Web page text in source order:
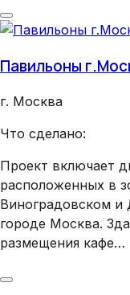
Павильоны
г. Москва
Что сделано:
Проект включает
расположенных в
Виноградовском и
городе Москва.
размещения кафе…